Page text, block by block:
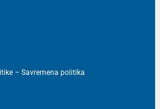
– Savremena politika